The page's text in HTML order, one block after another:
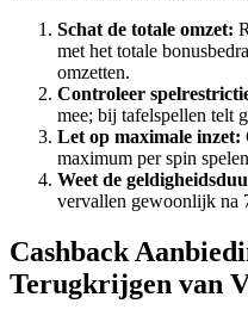
Schat de totale omzet:
met het totale
omzetten.
Controleer
mee; bij tafelspellen telt
Let op maximale inzet:
maximum per spin
Weet de
vervallen gewoonlijk na
Cashback
Terugkrijgen van